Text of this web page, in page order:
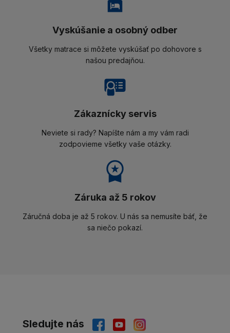
Vyskúšanie a osobný odber
Všetky matrace si môžete vyskúšať po dohovore s
našou predajňou.
Zákaznícky servis
Neviete si rady? Napíšte nám a my vám radi
zodpovieme všetky vaše otázky.
Záruka až 5 rokov
Záručná doba je až 5 rokov. U nás sa nemusíte báť, že
sa niečo pokazí.
Sledujte nás